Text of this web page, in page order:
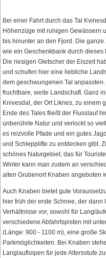
Bei einer Fahrt durch das Tal
Höhenzüge mit ruhigen Gewässern
bis hinunter an den Fjord. Die
wie ein Geschenkbank durch
Die riesigen Gletscher der Eiszeit
und schufen hier eine liebliche
dem geschwungenen Tal
fruchtbare, weite Landschaft. Ganz
Knivesdal, der Ort Liknes, zu einem
Ende des Tales fließt der Flusslauf
unberührte Natur und verlockt so
es reizvolle Pfade und ein gutes
und Schlepplifte zu entdecken gibt.
schönes Naturgebiet, das für
Winter kann man zudem an
alten Grubenort Knaben angeboten
Auch Knaben bietet gute
hier früh der erste Schnee, der
Verhältnisse vor, sowohl für
verschiedene Abfahrtspisten mit
(Länge: 900 - 1100 m), eine große
Parkmöglichkeiten. Bei Knaben
Langlaufloipen für jede Altersstufe